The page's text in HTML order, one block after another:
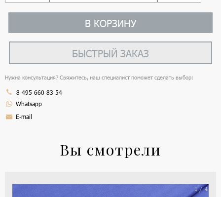
В КОРЗИНУ
БЫСТРЫЙ ЗАКАЗ
Нужна консультация? Свяжитесь, наш специалист поможет сделать выбор:
8 495 660 83 54
Whatsapp
E-mail
Вы смотрели
1 / 4